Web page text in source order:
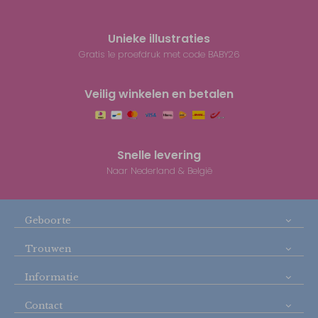
Unieke illustraties
Gratis 1e proefdruk met code BABY26
Veilig winkelen en betalen
Snelle levering
Naar Nederland & België
Geboorte
Trouwen
Informatie
Contact